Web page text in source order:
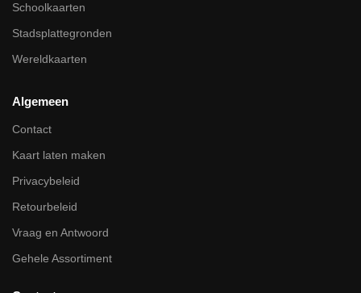
Schoolkaarten
Stadsplattegronden
Wereldkaarten
Algemeen
Contact
Kaart laten maken
Privacybeleid
Retourbeleid
Vraag en Antwoord
Gehele Assortiment